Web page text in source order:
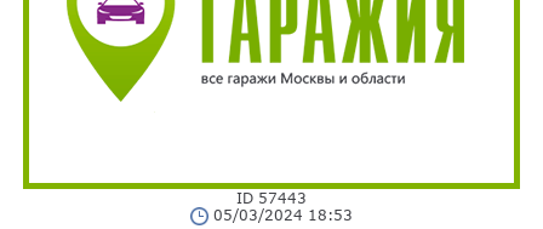
ID 57443
05/03/2024 18:53